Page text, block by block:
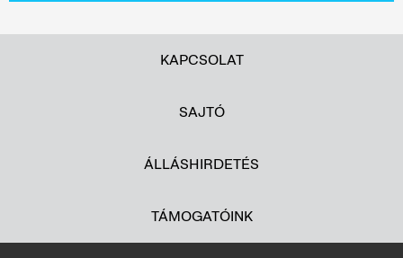
KAPCSOLAT
SAJTÓ
ÁLLÁSHIRDETÉS
TÁMOGATÓINK